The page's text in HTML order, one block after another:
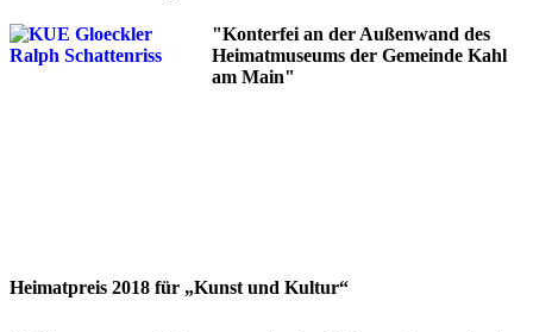
"Konterfei an der Außenwand des
Heimatmuseums der Gemeinde Kahl
am Main"
Heimatpreis 2018 für „Kunst und Kultur“